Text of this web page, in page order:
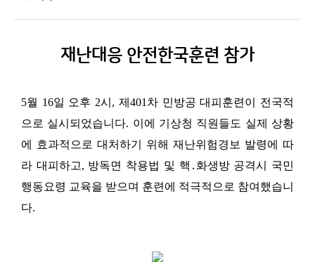
재난대응 안전한국훈련 참가
5월 16일 오후 2시, 제401차 민방공 대피훈련이 전국적
으로 실시되었습니다. 이에 기상청 직원들도 실제 상황
에 효과적으로 대처하기 위해 재난위험경보 발령에 따
라 대피하고, 방독면 착용법 및 핵․화생방 공격시 국민
행동요령 교육을 받으며 훈련에 적극적으로 참여했습니
다.